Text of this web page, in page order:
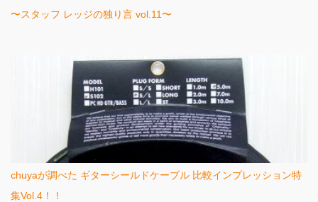
〜スタッフ レッジの独り言 vol.11〜
chuyaが調べた ギターシールドケーブル 比較インプレッション特
集Vol.4！！